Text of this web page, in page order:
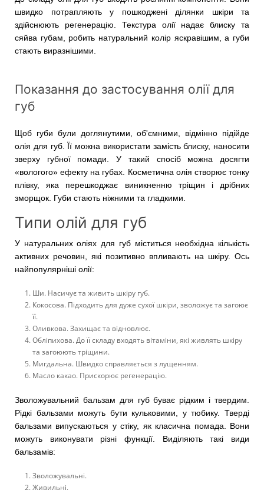
швидко потрапляють у пошкоджені ділянки шкіри та
здійснюють регенерацію. Текстура олії надає блиску та
сяйва губам, робить натуральний колір яскравішим, а губи
стають виразнішими.
Показання до застосування олії для
губ
Щоб губи були доглянутими, об'ємними, відмінно підійде
олія для губ. Її можна використати замість блиску, наносити
зверху губної помади. У такий спосіб можна досягти
«вологого» ефекту на губах. Косметична олія створює тонку
плівку, яка перешкоджає виникненню тріщин і дрібних
зморщок. Губи стають ніжними та гладкими.
Типи олій для губ
У натуральних оліях для губ міститься необхідна кількість
активних речовин, які позитивно впливають на шкіру. Ось
найпопулярніші олії:
Ши. Насичує та живить шкіру губ.
Кокосова. Підходить для дуже сухої шкіри, зволожує та загоює
її.
Оливкова. Захищає та відновлює.
Обліпихова. До її складу входять вітаміни, які живлять шкіру
та загоюють тріщини.
Мигдальна. Швидко справляється з лущенням.
Масло какао. Прискорює регенерацію.
Зволожувальний бальзам для губ буває рідким і твердим.
Рідкі бальзами можуть бути кульковими, у тюбику. Тверді
бальзами випускаються у стіку, як класична помада. Вони
можуть виконувати різні функції. Виділяють такі види
бальзамів:
Зволожувальні.
Живильні.